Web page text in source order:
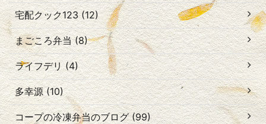
宅配クック123 (12)
まごころ弁当 (8)
ライフデリ (4)
多幸源 (10)
コープの冷凍弁当のブログ (99)